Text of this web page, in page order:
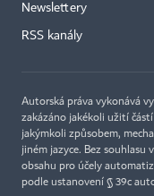
Newslettery
RSS kanály
Autorská práva vykonává
zakázáno jakékoli užití
jakýmkoli způsobem,
jiném jazyce. Bez souhlasu
obsahu pro účely
podle ustanovení § 39c